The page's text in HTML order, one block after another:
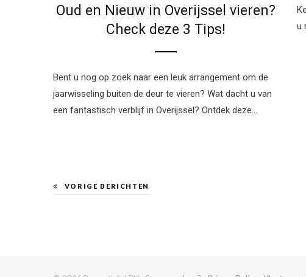
u
Oud en Nieuw in Overijssel vieren?
Check deze 3 Tips!
Bent u nog op zoek naar een leuk arrangement om de
jaarwisseling buiten de deur te vieren? Wat dacht u van
een fantastisch verblijf in Overijssel? Ontdek deze…
VORIGE BERICHTEN